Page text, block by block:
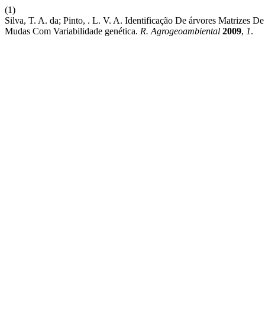
(1)
Silva, T. A. da; Pinto, . L. V. A. Identificação De árvores Matrizes
Mudas Com Variabilidade genética. R. Agrogeoambiental 2009, 1.